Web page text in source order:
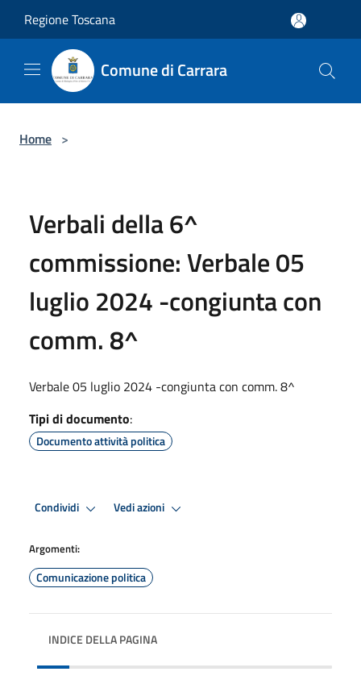
Regione Toscana
Comune di Carrara
Home >
Verbali della 6^
commissione: Verbale 05
luglio 2024 -congiunta con
comm. 8^
Verbale 05 luglio 2024 -congiunta con comm. 8^
Tipi di documento:
Documento attività politica
Condividi Vedi azioni
Argomenti:
Comunicazione politica
INDICE DELLA PAGINA